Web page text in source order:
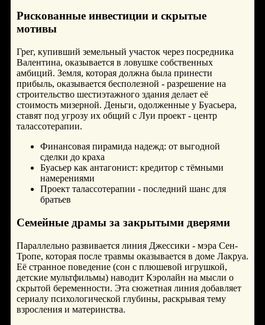
Рискованные инвестиции и скрытые
мотивы
Грег, купивший земельный участок через посредника
Валентина, оказывается в ловушке собственных
амбиций. Земля, которая должна была принести
прибыль, оказывается бесполезной - разрешение на
строительство шестиэтажного здания делает её
стоимость мизерной. Деньги, одолженные у Буасьера,
ставят под угрозу их общий с Луи проект - центр
талассотерапии.
Финансовая пирамида надежд: от выгодной
сделки до краха
Буасьер как антагонист: кредитор с тёмными
намерениями
Проект талассотерапии - последний шанс для
братьев
Семейные драмы за закрытыми дверями
Параллельно развивается линия Джессики - мэра Сен-
Тропе, которая после травмы оказывается в доме Лакруа.
Её странное поведение (сон с плюшевой игрушкой,
детские мультфильмы) наводит Кэролайн на мысли о
скрытой беременности. Эта сюжетная линия добавляет
сериалу психологической глубины, раскрывая тему
взросления и материнства.